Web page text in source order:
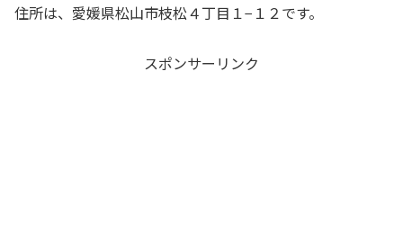
住所は、愛媛県松山市枝松４丁目１−１２です。
スポンサーリンク